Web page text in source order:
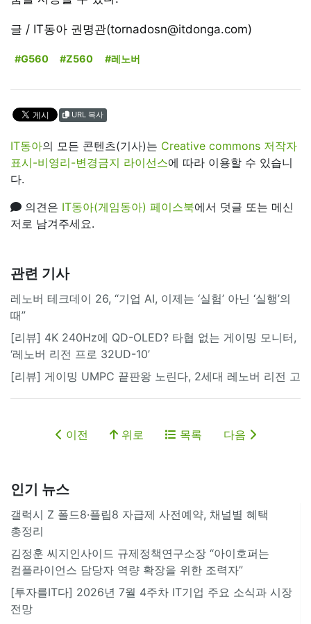
글 / IT동아 권명관(tornadosn@itdonga.com)
#G560 #Z560 #레노버
URL 복사
IT동아의 모든 콘텐츠(기사)는 Creative commons 저작자
표시-비영리-변경금지 라이선스에 따라 이용할 수 있습니
다.
의견은 IT동아(게임동아) 페이스북에서 덧글 또는 메신
저로 남겨주세요.
관련 기사
레노버 테크데이 26, “기업 AI, 이제는 ‘실험’ 아닌 ‘실행’의
때”
[리뷰] 4K 240Hz에 QD-OLED? 타협 없는 게이밍 모니터,
‘레노버 리전 프로 32UD-10’
[리뷰] 게이밍 UMPC 끝판왕 노린다, 2세대 레노버 리전 고
이전 위로 목록 다음
인기 뉴스
갤럭시 Z 폴드8·플립8 자급제 사전예약, 채널별 혜택
총정리
김정훈 씨지인사이드 규제정책연구소장 “아이호퍼는
컴플라이언스 담당자 역량 확장을 위한 조력자”
[투자를IT다] 2026년 7월 4주차 IT기업 주요 소식과 시장
전망